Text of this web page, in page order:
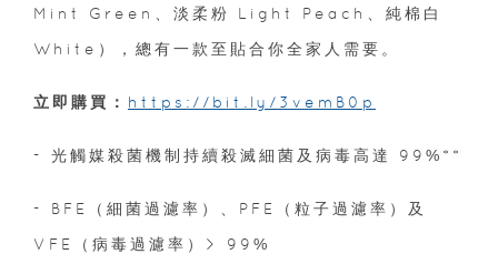
Mint Green、淡柔粉 Light Peach、純棉白
White），總有一款至貼合你全家人需要。
立即購買： https://bit.ly/3vemB0p
- 光觸媒殺菌機制持續殺滅細菌及病毒高達 99%**
- BFE（細菌過濾率）、PFE（粒子過濾率）及
VFE（病毒過濾率）> 99%